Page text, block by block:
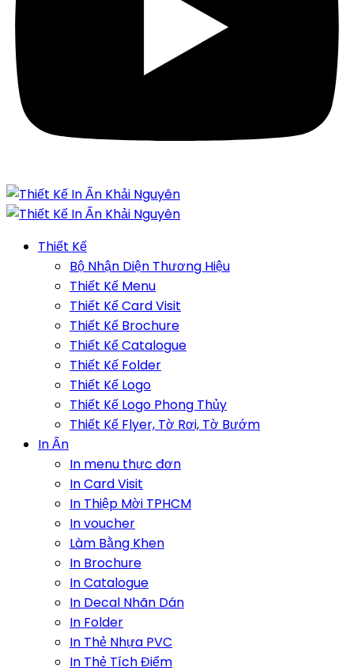
Thiết Kế
Bộ Nhận Diện Thương Hiệu
Thiết Kế Menu
Thiết Kế Card Visit
Thiết Kế Brochure
Thiết Kế Catalogue
Thiết Kế Folder
Thiết Kế Logo
Thiết Kế Logo Phong Thủy
Thiết Kế Flyer, Tờ Rơi, Tờ Bướm
In Ấn
In menu thực đơn
In Card Visit
In Thiệp Mời TPHCM
In voucher
Làm Bằng Khen
In Brochure
In Catalogue
In Decal Nhãn Dán
In Folder
In Thẻ Nhựa PVC
In Thẻ Tích Điểm